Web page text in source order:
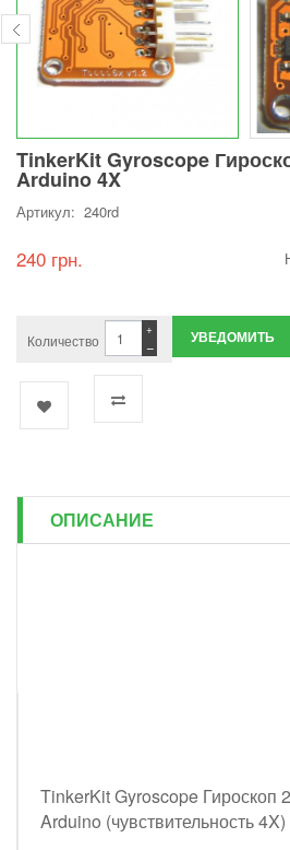
TinkerKit Gyroscope
Arduino 4X
Артикул: 240rd
240 грн.
Количество −
+ УВЕДОМИТЬ
ОПИСАНИЕ
TinkerKit Gyroscope Гироскоп
Arduino (чувствительность 4X)